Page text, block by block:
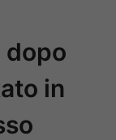
dopo
in